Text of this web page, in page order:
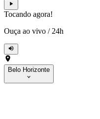
Tocando agora!
Ouça ao vivo / 24h
Belo Horizonte